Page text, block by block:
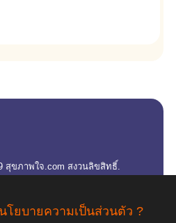
สุขภาพใจ.com สงวนลิขสิทธิ์.
โยบายความเป็นส่วนตัว ?